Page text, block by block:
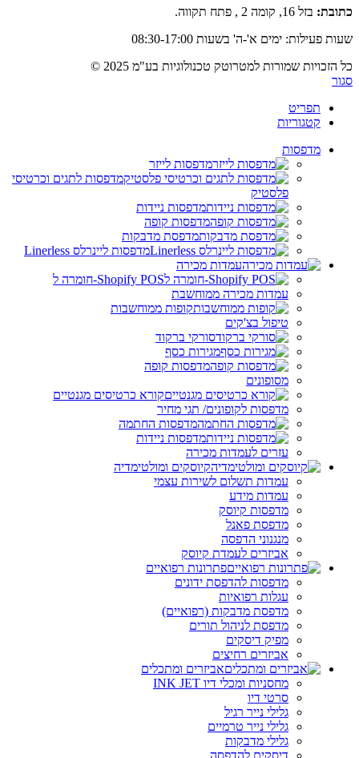
כתובת: בזל 16, קומה 2 , פתח תקווה.
שעות פעילות: ימים א'-ה' בשעות 08:30-17:00
כל הזכויות שמורות למטרוטק טכנולוגיות בע"מ 2025 ©
סגור
תפריט
קטגוריות
מדפסות
מדפסות לייזר
מדפסות לתגים וכרטיסי
פלסטיק
מדפסות ניידות
מדפסות קופה
מדפסת מדבקות
מדפסות ליינרלס Linerless
עמדות מכירה
Shopify POS-חומרה ל
עמדות מכירה ממוחשבת
קופות ממוחשבות
טיפול בצ'קים
סורקי ברקוד
מגירות כסף
מדפסות קופה
מסופונים
קורא כרטיסים מגנטיים
מדפסות לקופונים/ תגי מחיר
מדפסות החתמה
מדפסות ניידות
עזרים לעמדות מכירה
קיוסקים ומולטימדיה
עמדות תשלום לשירות עצמי
עמדות מידע
מדפסות קיוסק
מדפסת פאנל
מנגנוני הדפסה
אביזרים לעמדת קיוסק
פתרונות רפואיים
מדפסות להדפסת ידונים
עגלות רפואיות
מדפסת מדבקות (רפואיים)
מדפסת לניהול תורים
מפיק דיסקים
אביזרים רחיצים
אביזרים ומתכלים
מחסניות ומכלי דיו INK JET
סרטי דיו
גלילי נייר רגיל
גלילי נייר טרמיים
גלילי מדבקות